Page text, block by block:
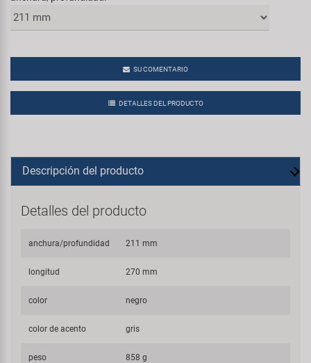
SU COMENTARIO
DETALLES DEL PRODUCTO
Descripción del producto
Detalles del producto
anchura/profundidad 211 mm
longitud 270 mm
color negro
color de acento gris
peso 858 g